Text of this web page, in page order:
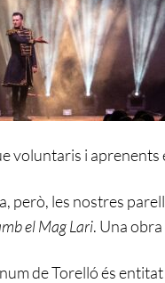
voluntaris i aprenents
però, les nostres
el Mag Lari. Una
de Torelló és